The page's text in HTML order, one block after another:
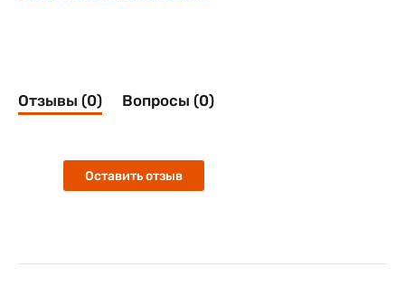
Отзывы (0) Вопросы (0)
Оставить отзыв